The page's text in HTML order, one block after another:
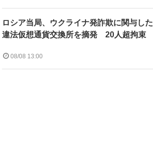
ロシア当局、ウクライナ発詐欺に関与した
違法仮想通貨交換所を摘発 20人超拘束
08/08 13:00